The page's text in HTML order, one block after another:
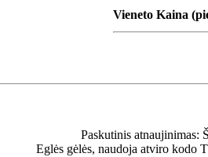
Vieneto Kaina
Paskutinis atnaujinimas:
Eglės gėlės, naudoja atviro kodo